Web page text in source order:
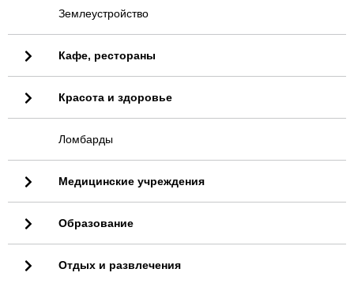
Землеустройство
Кафе, рестораны
Красота и здоровье
Ломбарды
Медицинские учреждения
Образование
Отдых и развлечения